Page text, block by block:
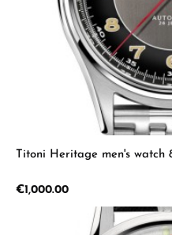
Titoni Heritage men's watch
Regular price:
€1,000.00